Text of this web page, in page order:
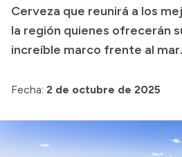
Consulta de expedientes
Consulta de pago a
Convocatorias
Login
Cerveza que reunirá a los
la región quienes ofrecerán
increíble marco frente al mar.
Fecha: 2 de octubre de 2025